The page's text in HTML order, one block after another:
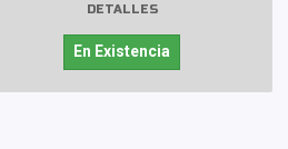
DETALLES
En Existencia